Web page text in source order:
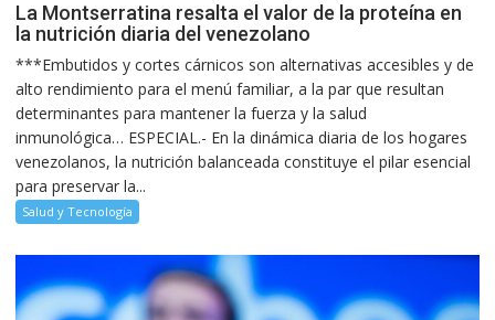
La Montserratina resalta el valor de la proteína en
la nutrición diaria del venezolano
***Embutidos y cortes cárnicos son alternativas accesibles y de
alto rendimiento para el menú familiar, a la par que resultan
determinantes para mantener la fuerza y la salud
inmunológica… ESPECIAL.- En la dinámica diaria de los hogares
venezolanos, la nutrición balanceada constituye el pilar esencial
para preservar la...
Salud y Tecnología